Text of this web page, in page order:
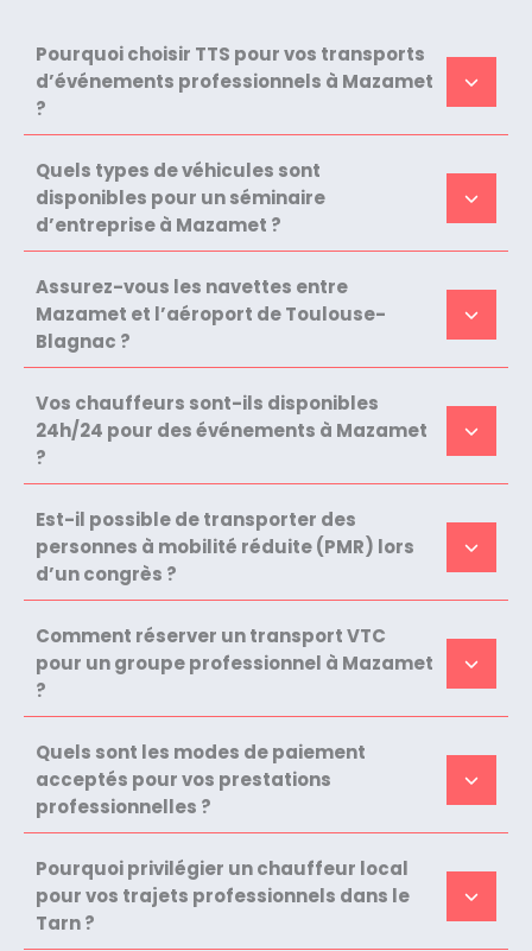
Pourquoi choisir TTS pour vos transports
d’événements professionnels à Mazamet
?
Quels types de véhicules sont
disponibles pour un séminaire
d’entreprise à Mazamet ?
Assurez-vous les navettes entre
Mazamet et l’aéroport de Toulouse-
Blagnac ?
Vos chauffeurs sont-ils disponibles
24h/24 pour des événements à Mazamet
?
Est-il possible de transporter des
personnes à mobilité réduite (PMR) lors
d’un congrès ?
Comment réserver un transport VTC
pour un groupe professionnel à Mazamet
?
Quels sont les modes de paiement
acceptés pour vos prestations
professionnelles ?
Pourquoi privilégier un chauffeur local
pour vos trajets professionnels dans le
Tarn ?